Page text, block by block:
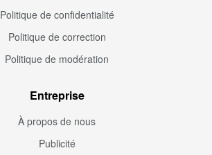
Politique de confidentialité
Politique de correction
Politique de modération
Entreprise
À propos de nous
Publicité